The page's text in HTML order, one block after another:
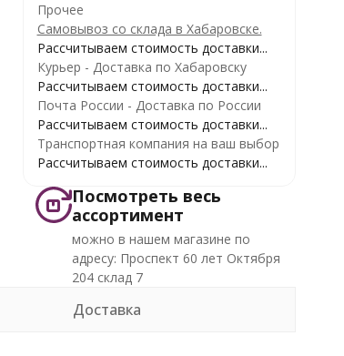
Прочее
Самовывоз со склада в Хабаровске.
Рассчитываем стоимость доставки...
Курьер - Доставка по Хабаровску
Рассчитываем стоимость доставки...
Почта России - Доставка по России
Рассчитываем стоимость доставки...
Транспортная компания на ваш выбор
Рассчитываем стоимость доставки...
Посмотреть весь
ассортимент
можно в нашем магазине по
адресу: Проспект 60 лет Октября
204 склад 7
Доставка